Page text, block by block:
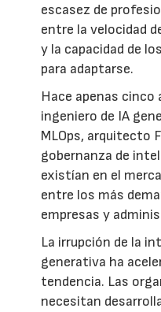
escasez de
entre la velocidad
y la capacidad de
para adaptarse.
Hace apenas
ingeniero de IA
MLOps, arquitecto
gobernanza de
existían en el
entre los más
empresas y
La irrupción de la
generativa ha
tendencia. Las
necesitan